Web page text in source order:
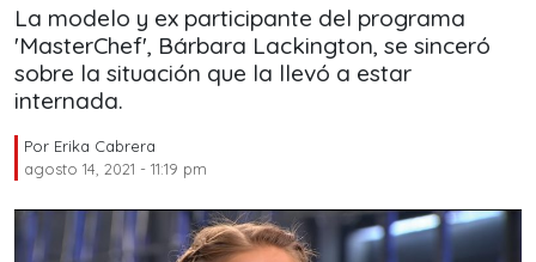
La modelo y ex participante del programa
'MasterChef', Bárbara Lackington, se sinceró
sobre la situación que la llevó a estar
internada.
Por Erika Cabrera
agosto 14, 2021 - 11:19 pm